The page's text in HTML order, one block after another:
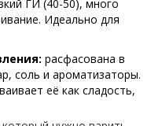
ГИ (40-50), много
Идеально для
расфасована в
соль и ароматизаторы.
её как сладость,